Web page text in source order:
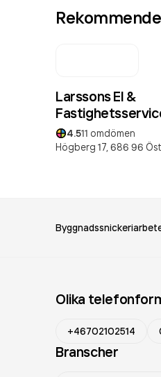
Larssons El &
4.511 omdömen
Högberg 17, 686 96
Olika
+46702102514
Branscher